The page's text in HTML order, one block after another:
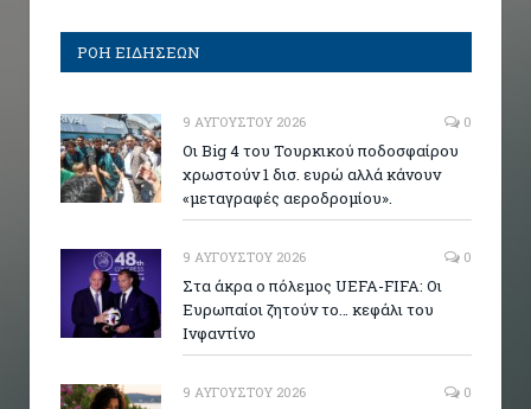
ΡΟΗ ΕΙΔΗΣΕΩΝ
9 ΑΥΓΟΎΣΤΟΥ 2026 0
Οι Big 4 του Τουρκικού ποδοσφαίρου
χρωστούν 1 δισ. ευρώ αλλά κάνουν
«μεταγραφές αεροδρομίου».
9 ΑΥΓΟΎΣΤΟΥ 2026 0
Στα άκρα ο πόλεμος UEFA-FIFA: Οι
Ευρωπαίοι ζητούν το… κεφάλι του
Ινφαντίνο
9 ΑΥΓΟΎΣΤΟΥ 2026 0